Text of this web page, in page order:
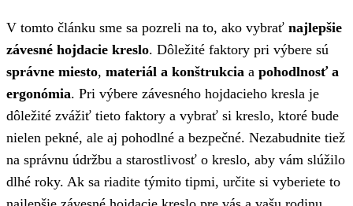
V tomto článku sme sa pozreli na to, ako vybrať najlepšie
závesné hojdacie kreslo. Dôležité faktory pri výbere sú
správne miesto, materiál a konštrukcia a pohodlnosť a
ergonómia. Pri výbere závesného hojdacieho kresla je
dôležité zvážiť tieto faktory a vybrať si kreslo, ktoré bude
nielen pekné, ale aj pohodlné a bezpečné. Nezabudnite tiež
na správnu údržbu a starostlivosť o kreslo, aby vám slúžilo
dlhé roky. Ak sa riadite týmito tipmi, určite si vyberiete to